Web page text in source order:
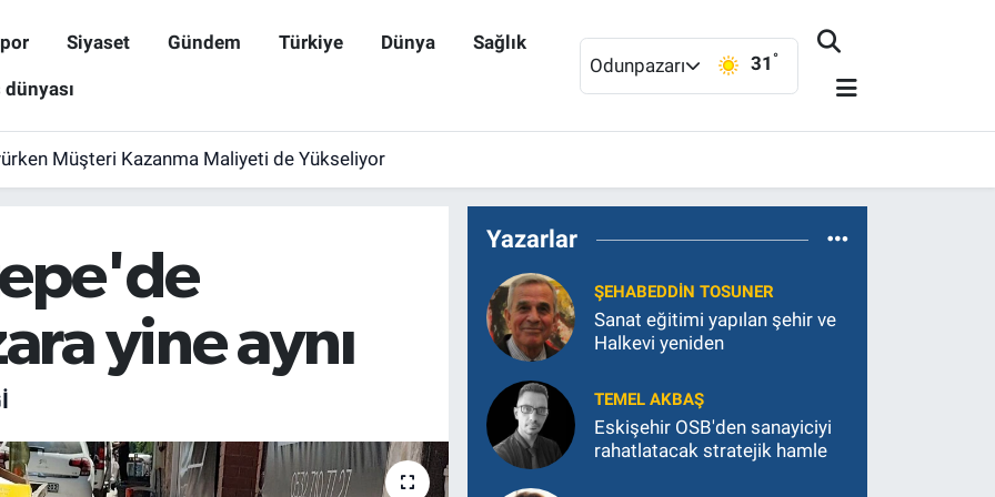
Siyaset Gündem Türkiye Dünya Sağlık
Odunpazarı 31 °
Müşteri Kazanma Maliyeti de Yükseliyor
yine aynı
Yazarlar
ŞEHABEDDIN TOSUNER
Sanat eğitimi yapılan şehir ve
Halkevi yeniden
TEMEL AKBAŞ
Eskişehir OSB'den sanayiciyi
rahatlatacak stratejik hamle